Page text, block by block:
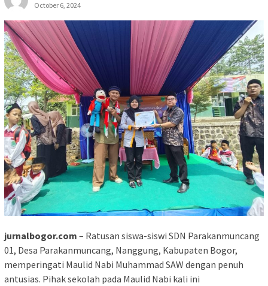
October 6, 2024
jurnalbogor.com – Ratusan siswa-siswi SDN Parakanmuncang
01, Desa Parakanmuncang, Nanggung, Kabupaten Bogor,
memperingati Maulid Nabi Muhammad SAW dengan penuh
antusias. Pihak sekolah pada Maulid Nabi kali ini